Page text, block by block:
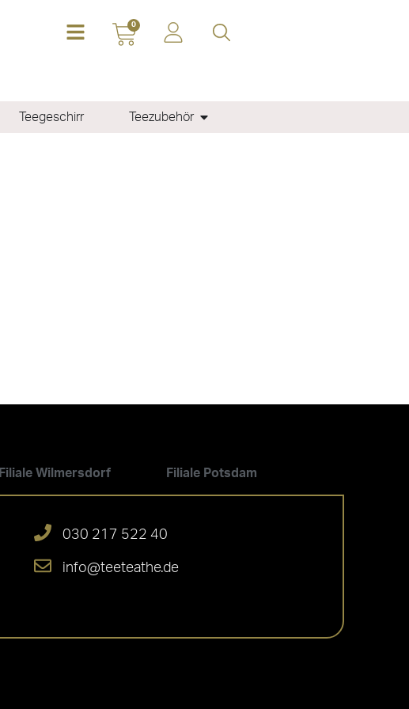
0
Teegeschirr Teezubehör
Filiale Wilmersdorf Filiale Potsdam
030 217 522 40
info@teeteathe.de